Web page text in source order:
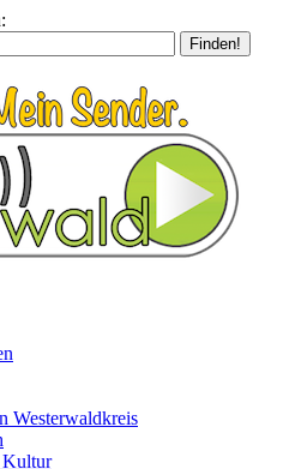
Finden!
Westerwaldkreis
Kultur